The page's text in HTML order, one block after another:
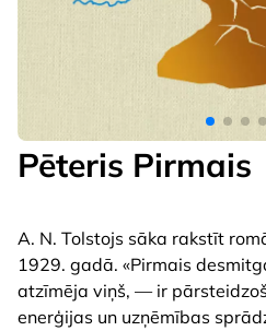
Pēteris Pirmais
A. N. Tolstojs sāka rakstīt
1929. gadā. «Pirmais
atzīmēja viņš, — ir
enerģijas un uzņēmības